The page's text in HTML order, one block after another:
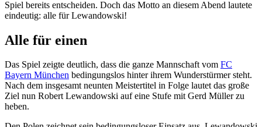
Spiel bereits entscheiden. Doch das Motto an diesem Abend lautete
eindeutig: alle für Lewandowski!
Alle für einen
Das Spiel zeigte deutlich, dass die ganze Mannschaft vom FC
Bayern München bedingungslos hinter ihrem Wunderstürmer steht.
Nach dem insgesamt neunten Meistertitel in Folge lautet das große
Ziel nun Robert Lewandowski auf eine Stufe mit Gerd Müller zu
heben.